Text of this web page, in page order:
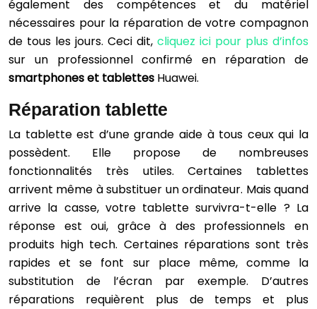
également des compétences et du matériel
nécessaires pour la réparation de votre compagnon
de tous les jours. Ceci dit, cliquez ici pour plus d’infos
sur un professionnel confirmé en réparation de
smartphones et tablettes Huawei.
Réparation tablette
La tablette est d’une grande aide à tous ceux qui la
possèdent. Elle propose de nombreuses
fonctionnalités très utiles. Certaines tablettes
arrivent même à substituer un ordinateur. Mais quand
arrive la casse, votre tablette survivra-t-elle ? La
réponse est oui, grâce à des professionnels en
produits high tech. Certaines réparations sont très
rapides et se font sur place même, comme la
substitution de l’écran par exemple. D’autres
réparations requièrent plus de temps et plus